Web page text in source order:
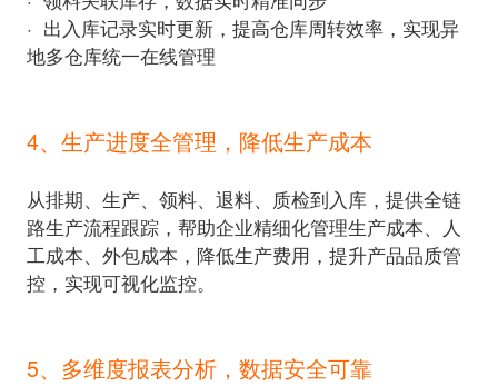
· 出入库记录实时更新，提高仓库周转效率，实现异
地多仓库统一在线管理
4、生产进度全管理，降低生产成本
从排期、生产、领料、退料、质检到入库，提供全链
路生产流程跟踪，帮助企业精细化管理生产成本、人
工成本、外包成本，降低生产费用，提升产品品质管
控，实现可视化监控。
5、多维度报表分析，数据安全可靠